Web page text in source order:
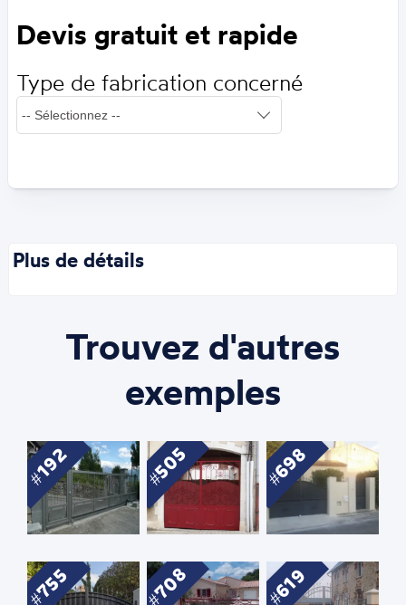
Devis gratuit et rapide
Type de fabrication concerné
Plus de détails
Trouvez d'autres
exemples
192 505 698
755 708 619